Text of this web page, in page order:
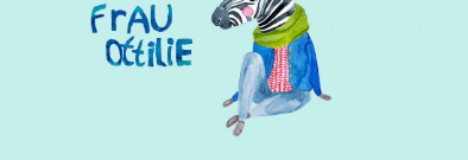
"Nachhaltigkeitsgedanke wird gelebt; sehr
nettes Paket mit tollem Umschlag; jederzeit
wieder."
Nicole